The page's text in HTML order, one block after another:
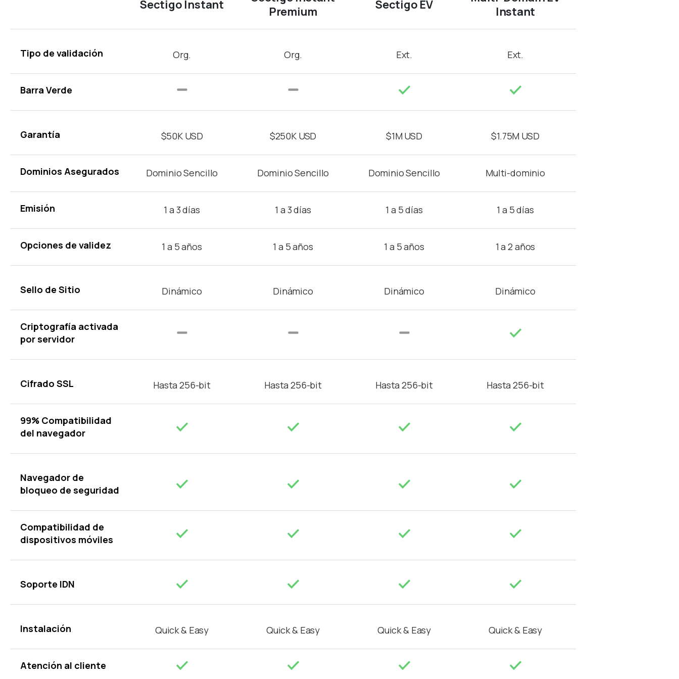
Sectigo Instant
Premium
Sectigo EV
Instant
Tipo de validación Org. Org. Ext. Ext.
Barra Verde
Garantía $50K USD $250K USD $1M USD $1.75M USD
Dominios Asegurados Dominio Sencillo Dominio Sencillo Dominio Sencillo Multi-dominio
Emisión 1 a 3 días 1 a 3 días 1 a 5 días 1 a 5 días
Opciones de validez 1 a 5 años 1 a 5 años 1 a 5 años 1 a 2 años
Sello de Sitio Dinámico Dinámico Dinámico Dinámico
Criptografía activada
por servidor
Cifrado SSL Hasta 256-bit Hasta 256-bit Hasta 256-bit Hasta 256-bit
99% Compatibilidad
del navegador
Navegador de
bloqueo de seguridad
Compatibilidad de
dispositivos móviles
Soporte IDN
Instalación Quick & Easy Quick & Easy Quick & Easy Quick & Easy
Atención al cliente